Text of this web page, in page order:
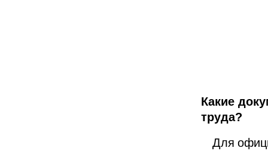
Какие
труда?
Для